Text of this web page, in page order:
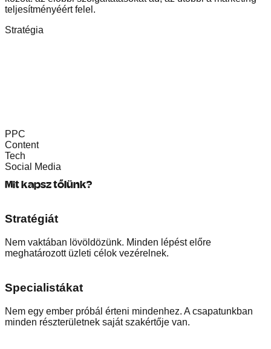
teljesítményéért felel.
Stratégia
PPC
Content
Tech
Social Media
Mit kapsz tőlünk?
Stratégiát
Nem vaktában lövöldözünk. Minden lépést előre
meghatározott üzleti célok vezérelnek.
Specialistákat
Nem egy ember próbál érteni mindenhez. A csapatunkban
minden részterületnek saját szakértője van.